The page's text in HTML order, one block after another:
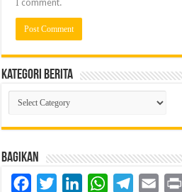
I comment.
Kategori Berita
Kategori
Berita
Bagikan
FacebookTwitterLinkedInWhatsAppTelegram
Email